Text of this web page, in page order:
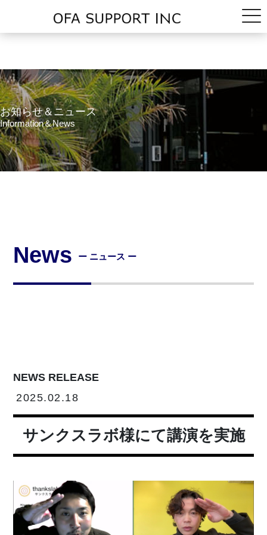
お知らせ＆ニュース
Information＆News
News ー ニュース ー
NEWS RELEASE
2025.02.18
サンクスラボ様にて講演を実施